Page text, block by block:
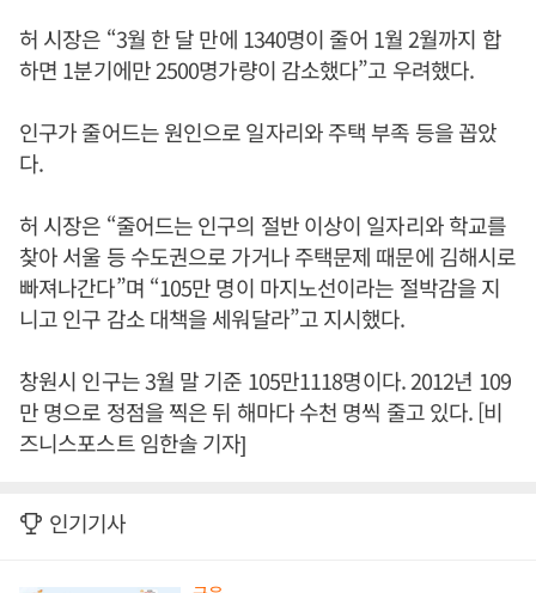
허 시장은 “3월 한 달 만에 1340명이 줄어 1월 2월까지 합
하면 1분기에만 2500명가량이 감소했다”고 우려했다.
인구가 줄어드는 원인으로 일자리와 주택 부족 등을 꼽았
다.
허 시장은 “줄어드는 인구의 절반 이상이 일자리와 학교를
찾아 서울 등 수도권으로 가거나 주택문제 때문에 김해시로
빠져나간다”며 “105만 명이 마지노선이라는 절박감을 지
니고 인구 감소 대책을 세워달라”고 지시했다.
창원시 인구는 3월 말 기준 105만1118명이다. 2012년 109
만 명으로 정점을 찍은 뒤 해마다 수천 명씩 줄고 있다. [비
즈니스포스트 임한솔 기자]
인기기사